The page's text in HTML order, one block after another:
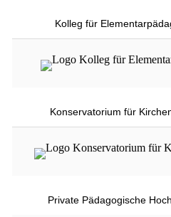
Kolleg für
Konservatorium für
Private Pädagogische